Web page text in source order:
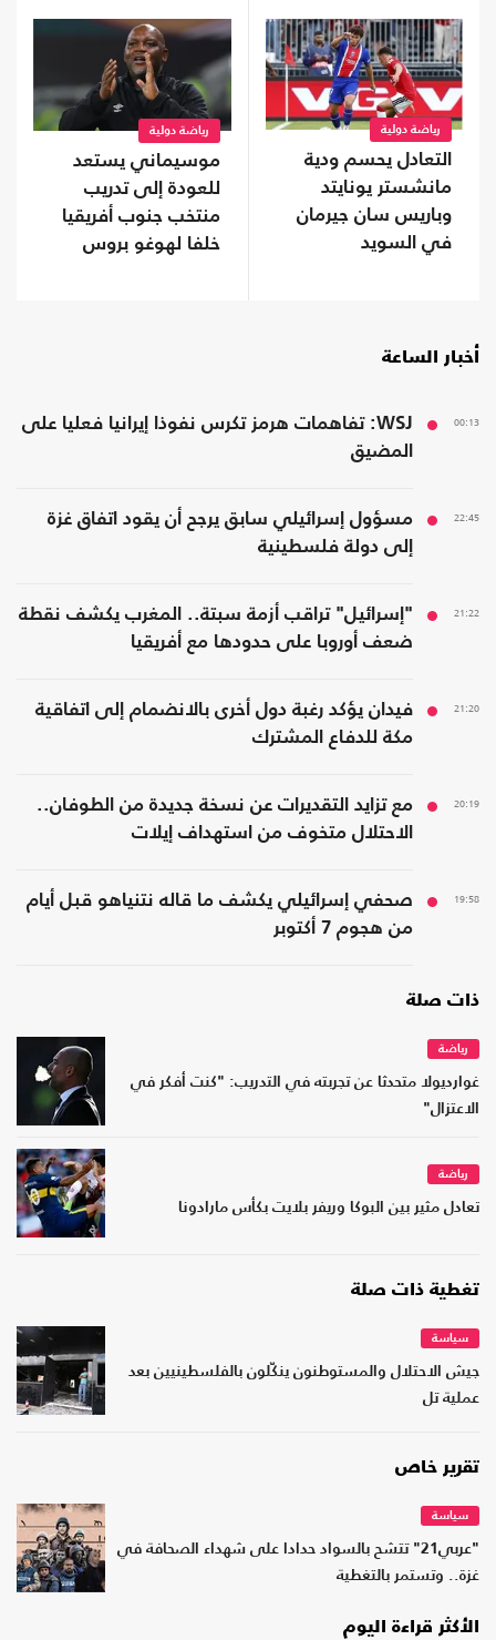
رياضة دولية
التعادل يحسم ودية
مانشستر يونايتد
وباريس سان جيرمان
في السويد
رياضة دولية
موسيماني يستعد
للعودة إلى تدريب
منتخب جنوب أفريقيا
خلفا لهوغو بروس
أخبار الساعة
00:13
WSJ: تفاهمات هرمز تكرس نفوذا إيرانيا فعليا على
المضيق
22:45
مسؤول إسرائيلي سابق يرجح أن يقود اتفاق غزة
إلى دولة فلسطينية
21:22
"إسرائيل" تراقب أزمة سبتة.. المغرب يكشف نقطة
ضعف أوروبا على حدودها مع أفريقيا
21:20
فيدان يؤكد رغبة دول أخرى بالانضمام إلى اتفاقية
مكة للدفاع المشترك
20:19
مع تزايد التقديرات عن نسخة جديدة من الطوفان..
الاحتلال متخوف من استهداف إيلات
19:58
صحفي إسرائيلي يكشف ما قاله نتنياهو قبل أيام
من هجوم 7 أكتوبر
ذات صلة
رياضة
غوارديولا متحدثا عن تجربته في التدريب: "كنت أفكر في
الاعتزال"
رياضة
تعادل مثير بين البوكا وريفر بلايت بكأس مارادونا
تغطية ذات صلة
سياسة
جيش الاحتلال والمستوطنون ينكّلون بالفلسطينيين بعد
عملية تل
تقرير خاص
سياسة
"عربي21" تتشح بالسواد حدادا على شهداء الصحافة في
غزة.. وتستمر بالتغطية
الأكثر قراءة اليوم